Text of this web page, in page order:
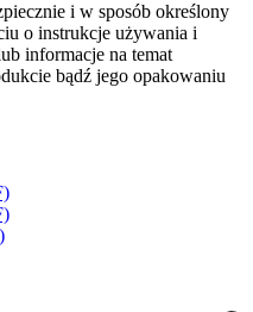
i w sposób określony
o instrukcje używania i
informacje na temat
bądź jego opakowaniu